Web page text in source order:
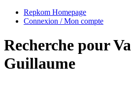
Repkom Homepage
Connexion / Mon compte
Recherche pour
Guillaume